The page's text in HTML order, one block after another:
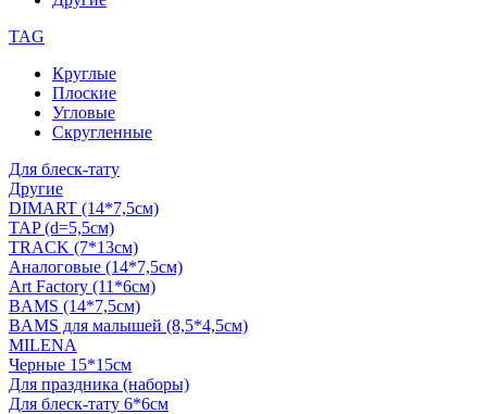
TAG
Круглые
Плоские
Угловые
Скругленные
Для блеск-тату
Другие
DIMART (14*7,5см)
TAP (d=5,5см)
TRACK (7*13см)
Аналоговые (14*7,5см)
Art Factory (11*6см)
BAMS (14*7,5см)
BAMS для малышей (8,5*4,5см)
MILENA
Черные 15*15см
Для праздника (наборы)
Для блеск-тату 6*6см